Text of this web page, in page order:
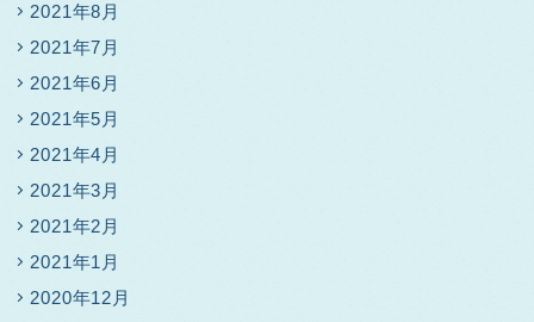
2021年8月
2021年7月
2021年6月
2021年5月
2021年4月
2021年3月
2021年2月
2021年1月
2020年12月